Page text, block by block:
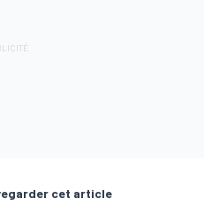
cet article